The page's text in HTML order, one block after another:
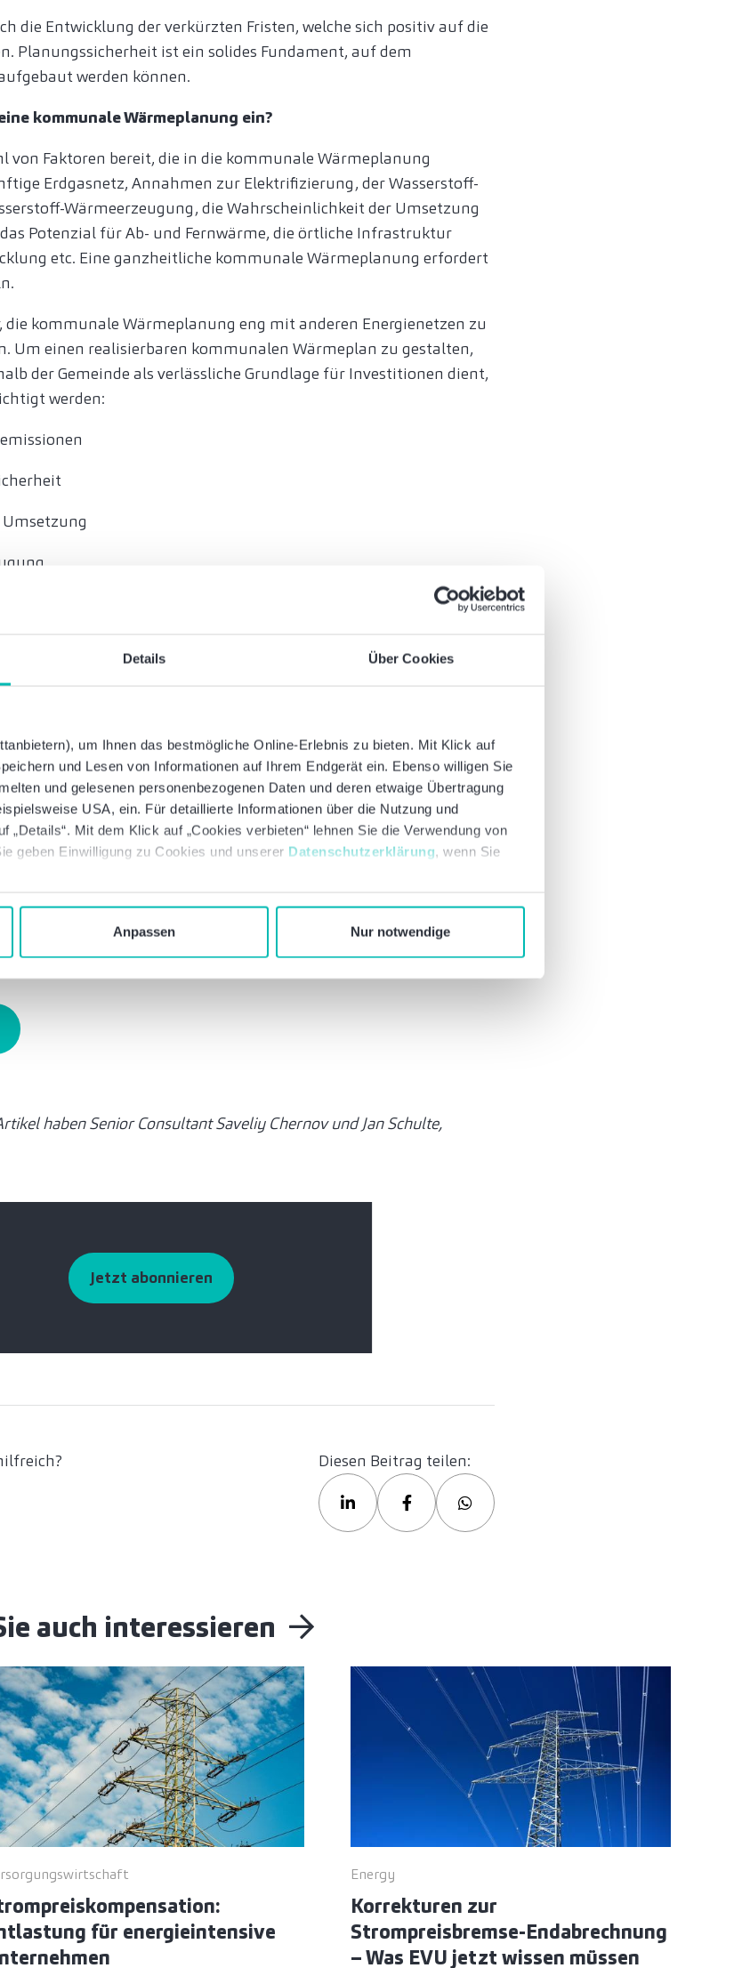
Details Über Cookies
um Ihnen das bestmögliche Online-Erlebnis zu bieten. Mit Klick auf
und Lesen von Informationen auf Ihrem Endgerät ein. Ebenso willigen Sie
und gelesenen personenbezogenen Daten und deren etwaige Übertragung
USA, ein. Für detaillierte Informationen über die Nutzung und
„Details“. Mit dem Klick auf „Cookies verbieten“ lehnen Sie die Verwendung von
geben Einwilligung zu Cookies und unserer Datenschutzerklärung, wenn Sie
Nur notwendige
Anpassen
die Entwicklung der verkürzten Fristen, welche sich positiv auf die
Planungssicherheit ist ein solides Fundament, auf dem
werden können.
kommunale Wärmeplanung ein?
von Faktoren bereit, die in die kommunale Wärmeplanung
Erdgasnetz, Annahmen zur Elektrifizierung, der Wasserstoff-
Wärmeerzeugung, die Wahrscheinlichkeit der Umsetzung
Potenzial für Ab- und Fernwärme, die örtliche Infrastruktur
etc. Eine ganzheitliche kommunale Wärmeplanung erfordert
die kommunale Wärmeplanung eng mit anderen Energienetzen zu
Um einen realisierbaren kommunalen Wärmeplan zu gestalten,
der Gemeinde als verlässliche Grundlage für Investitionen dient,
werden:
ganzheitliche kommunale Wärmeplanung vorzunehmen. Die
Abnehmer- und Produzentenseite mit ihren individuellen
neben der eigentlichen Planerstellung erhebliche
zur kommunalen Wärmeplanung ein großer Schritt in die
für viele die benötigte Planungssicherheit auch in Bezug auf das
Fassung hat einige wichtige Punkte wie die Frist und
aber geht noch nicht weit genug und lässt Themen wie
Mandanten zu dem Thema Finanzierbarkeit einer
Sprechen Sie uns gerne an und partizipieren auch Sie von unserer
haben Senior Consultant Saveliy Chernov und Jan Schulte,
Jetzt abonnieren
Diesen Beitrag teilen:
auch interessieren
für energieintensive
Energy
Korrekturen zur
Strompreisbremse-Endabrechnung
– Was EVU jetzt wissen müssen